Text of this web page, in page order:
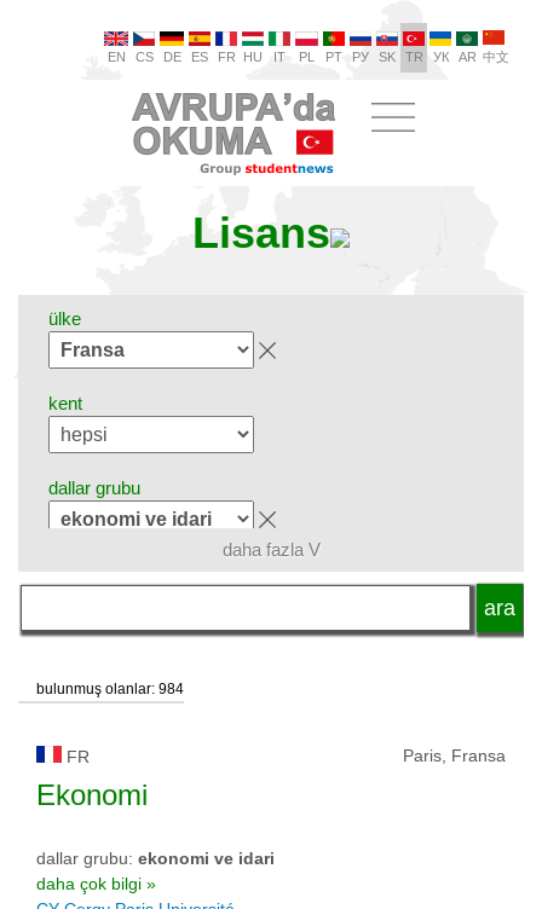
EN CS DE ES FR HU IT PL PT РУ SK TR УК AR 中文
Lisans
ülke
kent
dallar grubu
dil
okul tipi
daha fazla V
bulunmuş olanlar: 984
FR Paris, Fransa
Ekonomi
dallar grubu: ekonomi ve idari
daha çok bilgi »